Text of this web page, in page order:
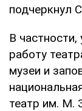
подчеркнул
В
работу
музеи и
театр им. М.